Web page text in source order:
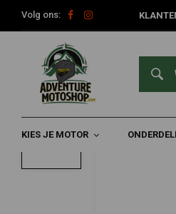
Volg ons:
KIES JE MOTOR
Home Radicale
Radicale
0/5 (0 reviews)